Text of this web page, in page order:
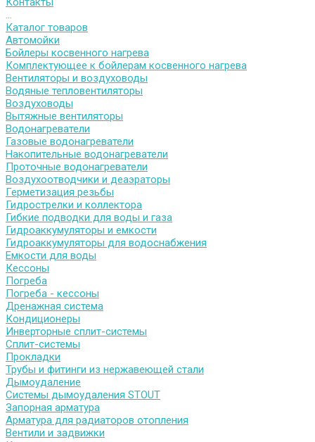
...
Каталог товаров
Автомойки
Бойлеры косвенного нагрева
Комплектующее к бойлерам косвенного нагрева
Вентиляторы и воздуховоды
Водяные тепловентиляторы
Воздуховоды
Вытяжные вентиляторы
Водонагреватели
Газовые водонагреватели
Накопительные водонагреватели
Проточные водонагреватели
Воздухоотводчики и деаэраторы
Герметизация резьбы
Гидрострелки и коллектора
Гибкие подводки для воды и газа
Гидроаккумуляторы и емкости
Гидроаккумуляторы для водоснабжения
Емкости для воды
Кессоны
Погреба
Погреба - кессоны
Дренажная система
Кондиционеры
Инверторные сплит-системы
Сплит-системы
Прокладки
Трубы и фитинги из нержавеющей стали
Дымоудаление
Системы дымоудаления STOUT
Запорная арматура
Арматура для радиаторов отопления
Вентили и задвижки